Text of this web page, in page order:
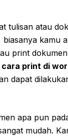
tulisan atau
kamu
print
cara print di
dapat
apa pun
mudah.